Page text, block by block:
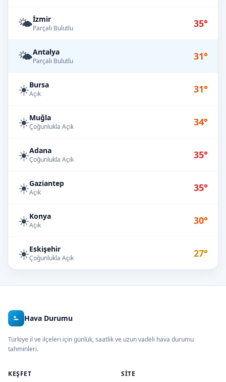
🌤️İzmir
Parçalı Bulutlu 35°
🌤️Antalya
Parçalı Bulutlu 31°
☀️Bursa
Açık 31°
☀️Muğla
Çoğunlukla Açık 34°
☀️Adana
Çoğunlukla Açık 35°
☀️Gaziantep
Açık 35°
☀️Konya
Açık 30°
☀️Eskişehir
Çoğunlukla Açık 27°
Hava Durumu
Türkiye il ve ilçeleri için günlük, saatlik ve uzun vadeli hava durumu
tahminleri.
KEŞFET SITE